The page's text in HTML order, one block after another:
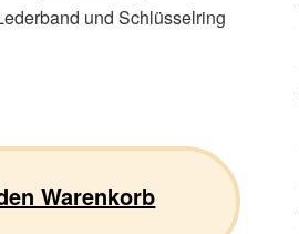
und Schlüsselring
Warenkorb